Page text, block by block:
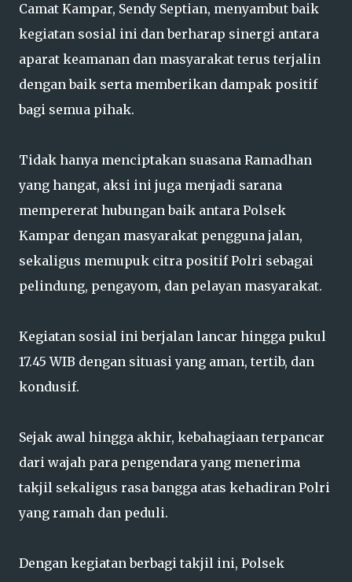
Camat Kampar, Sendy Septian, menyambut baik
kegiatan sosial ini dan berharap sinergi antara
aparat keamanan dan masyarakat terus terjalin
dengan baik serta memberikan dampak positif
bagi semua pihak.
Tidak hanya menciptakan suasana Ramadhan
yang hangat, aksi ini juga menjadi sarana
mempererat hubungan baik antara Polsek
Kampar dengan masyarakat pengguna jalan,
sekaligus memupuk citra positif Polri sebagai
pelindung, pengayom, dan pelayan masyarakat.
Kegiatan sosial ini berjalan lancar hingga pukul
17.45 WIB dengan situasi yang aman, tertib, dan
kondusif.
Sejak awal hingga akhir, kebahagiaan terpancar
dari wajah para pengendara yang menerima
takjil sekaligus rasa bangga atas kehadiran Polri
yang ramah dan peduli.
Dengan kegiatan berbagi takjil ini, Polsek